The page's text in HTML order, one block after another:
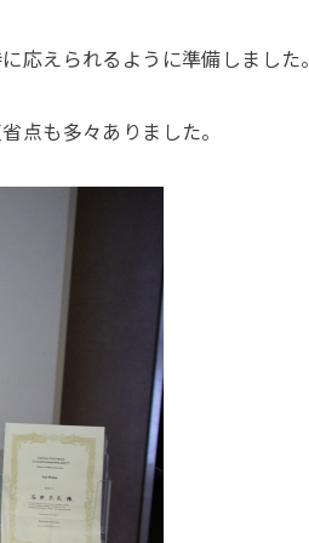
応えられるように準備しました。
点も多々ありました。